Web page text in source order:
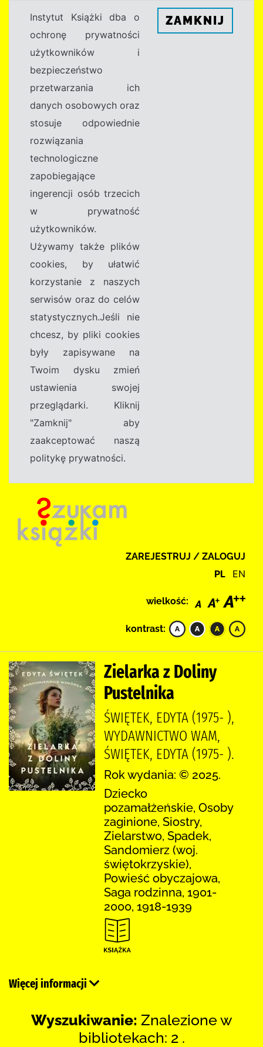
Instytut Książki dba o
ochronę prywatności
użytkowników i
bezpieczeństwo
przetwarzania ich
danych osobowych oraz
stosuje odpowiednie
rozwiązania
technologiczne
zapobiegające
ingerencji osób trzecich
w prywatność
użytkowników.
Używamy także plików
cookies, by ułatwić
korzystanie z naszych
serwisów oraz do celów
statystycznych.Jeśli nie
chcesz, by pliki cookies
były zapisywane na
Twoim dysku zmień
ustawienia swojej
przeglądarki. Kliknij
"Zamknij" aby
zaakceptować naszą
politykę prywatności.
ZAMKNIJ
ZAREJESTRUJ / ZALOGUJ
PL EN
wielkość:
kontrast:
Zielarka z Doliny
Pustelnika
ŚWIĘTEK, EDYTA (1975- ),
WYDAWNICTWO WAM,
ŚWIĘTEK, EDYTA (1975- ).
Rok wydania: © 2025.
Dziecko
pozamałżeńskie, Osoby
zaginione, Siostry,
Zielarstwo, Spadek,
Sandomierz (woj.
świętokrzyskie),
Powieść obyczajowa,
Saga rodzinna, 1901-
2000, 1918-1939
Więcej informacji
Wyszukiwanie: Znalezione w
bibliotekach: 2 .